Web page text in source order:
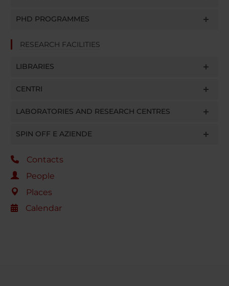
PHD PROGRAMMES
RESEARCH FACILITIES
LIBRARIES
CENTRI
LABORATORIES AND RESEARCH CENTRES
SPIN OFF E AZIENDE
Contacts
People
Places
Calendar